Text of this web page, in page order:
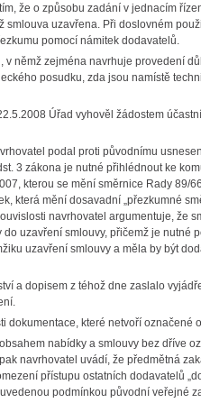
že o způsobu zadání v jednacím
uzavřena. Při doslovném
pomocí námitek dodavatelů.
němž zejména navrhuje provedení
posudku, zda jsou namístě
Úřad vyhověl žádostem
podal proti původnímu
3 zákona je nutné přihlédnout ke
kterou se mění směrnice Rady 89/
která mění dosavadní „přezkumné
navrhovatel argumentuje, že
uzavření smlouvy, přičemž je nutné
uzavření smlouvy a měla by být
a dopisem z téhož dne zaslalo
dokumentace, které netvoří označené
nabídky a smlouvy bez dříve
navrhovatel uvádí, že předmětná
přístupu ostatních dodavatelů
podmínkou původní veřejné